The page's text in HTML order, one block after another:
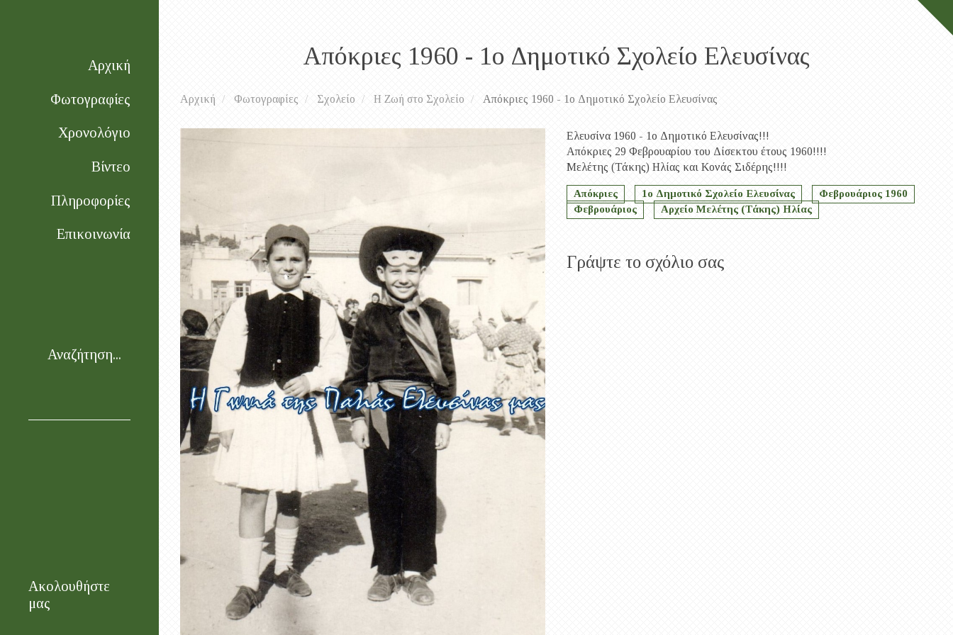
Αρχική
Φωτογραφίες
Χρονολόγιο
Βίντεο
Πληροφορίες
Επικοινωνία
Αναζήτηση...
Ακολουθήστε
μας
Απόκριες 1960 - 1ο Δημοτικό Σχολείο Ελευσίνας
Αρχική Φωτογραφίες Σχολείο Η Ζωή στο Σχολείο Απόκριες 1960 - 1ο Δημοτικό Σχολείο Ελευσίνας
Ελευσίνα 1960 - 1ο Δημοτικό Ελευσίνας!!!
Απόκριες 29 Φεβρουαρίου του Δίσεκτου έτους 1960!!!!
Μελέτης (Τάκης) Ηλίας και Κονάς Σιδέρης!!!!
Απόκριες 1ο Δημοτικό Σχολείο Ελευσίνας
Φεβρουάριος 1960
Φεβρουάριος
Αρχείο Μελέτης (Τάκης) Ηλίας
Γράψτε το σχόλιο σας